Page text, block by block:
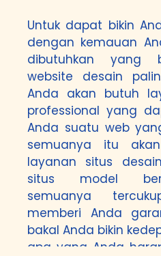
Untuk dapat bikin
dengan kemauan
dibutuhkan yang
website desain
Anda akan butuh
professional yang
Anda suatu web
semuanya itu
layanan situs
situs model
semuanya
memberi Anda
bakal Anda bikin
apa yang Anda